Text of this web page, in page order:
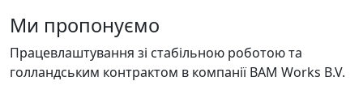
Ми пропонуємо
Працевлаштування зі стабільною роботою та
голландським контрактом в компанії BAM Works B.V.